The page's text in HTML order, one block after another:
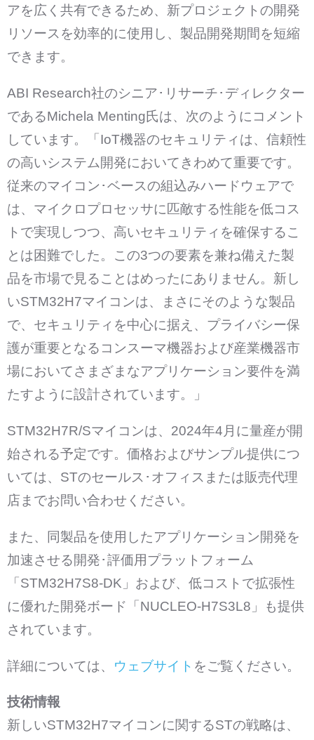
アを広く共有できるため、新プロジェクトの開発
リソースを効率的に使用し、製品開発期間を短縮
できます。
ABI Research社のシニア･リサーチ･ディレクター
であるMichela Menting氏は、次のようにコメント
しています。「IoT機器のセキュリティは、信頼性
の高いシステム開発においてきわめて重要です。
従来のマイコン･ベースの組込みハードウェアで
は、マイクロプロセッサに匹敵する性能を低コス
トで実現しつつ、高いセキュリティを確保するこ
とは困難でした。この3つの要素を兼ね備えた製
品を市場で見ることはめったにありません。新し
いSTM32H7マイコンは、まさにそのような製品
で、セキュリティを中心に据え、プライバシー保
護が重要となるコンスーマ機器および産業機器市
場においてさまざまなアプリケーション要件を満
たすように設計されています。」
STM32H7R/Sマイコンは、2024年4月に量産が開
始される予定です。価格およびサンプル提供につ
いては、STのセールス･オフィスまたは販売代理
店までお問い合わせください。
また、同製品を使用したアプリケーション開発を
加速させる開発･評価用プラットフォーム
「STM32H7S8-DK」および、低コストで拡張性
に優れた開発ボード「NUCLEO-H7S3L8」も提供
されています。
詳細については、 ウェブサイト をご覧ください。
技術情報
新しいSTM32H7マイコンに関するSTの戦略は、